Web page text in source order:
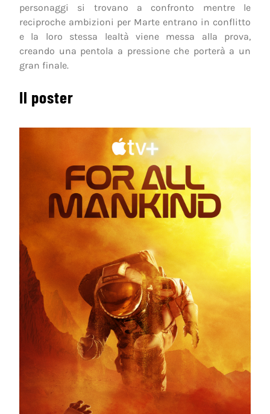
personaggi si trovano a confronto mentre le
reciproche ambizioni per Marte entrano in conflitto
e la loro stessa lealtà viene messa alla prova,
creando una pentola a pressione che porterà a un
gran finale.
Il poster